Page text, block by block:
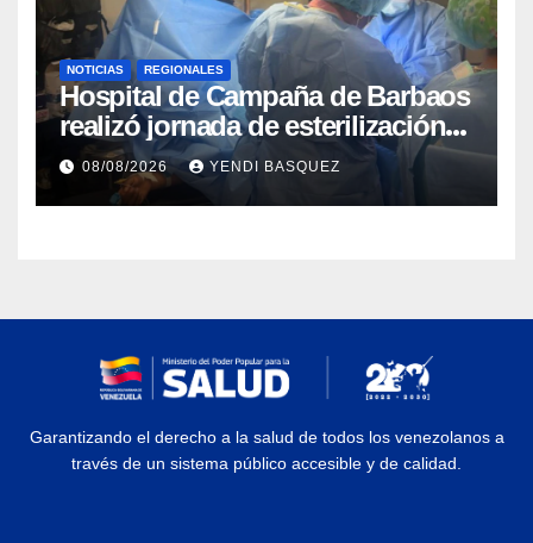
NOTICIAS REGIONALES
Hospital de Campaña de Barbaos
realizó jornada de esterilización
quirúrgica en Guarenas
08/08/2026 YENDI BASQUEZ
Garantizando el derecho a la salud de todos los venezolanos a
través de un sistema público accesible y de calidad.